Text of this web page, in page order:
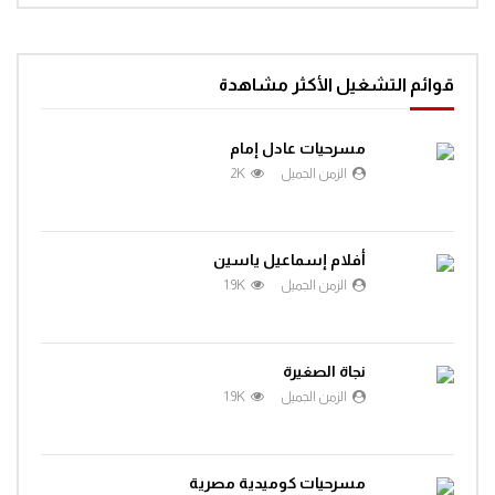
افتح يا سمسم – الحلقة 69
1.2K
افتح يا سمسم – الحلقة 70
افتح يا سمسم – الحلقة 71
افتح يا سمسم – الحلقة 72
قوائم التشغيل الأكثر مشاهدة
مسرحيات عادل إمام
الزمن الجميل 2K
أفلام إسماعيل ياسين
الزمن الجميل 1.9K
نجاة الصغيرة
الزمن الجميل 1.9K
مسرحيات كوميدية مصرية